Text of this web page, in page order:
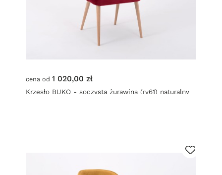
cena od 1 020,00 zł
Krzesło BUKO - soczysta żurawina (rv61) naturalny